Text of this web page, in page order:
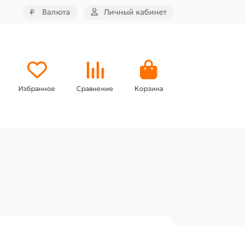
₽ Валюта Личный кабинет
Избранное Сравнение Корзина